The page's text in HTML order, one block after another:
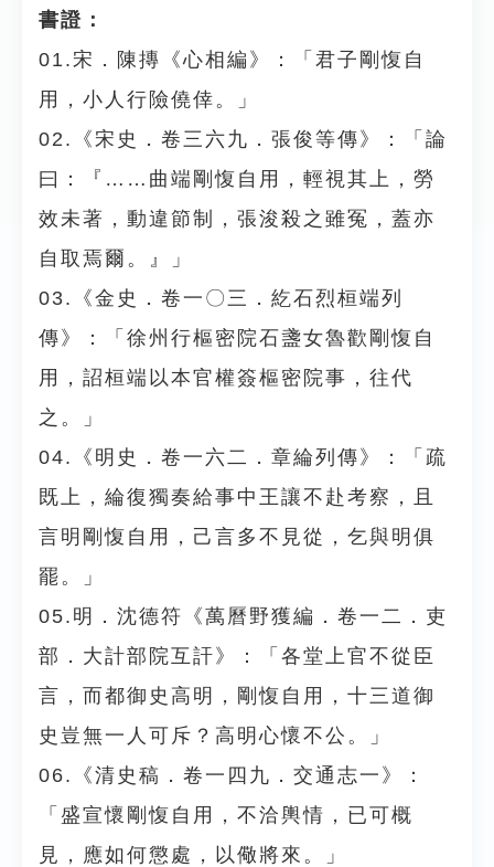
書證：
01.宋．陳摶《心相編》：「君子剛愎自
用，小人行險僥倖。」
02.《宋史．卷三六九．張俊等傳》：「論
曰：『……曲端剛愎自用，輕視其上，勞
效未著，動違節制，張浚殺之雖冤，蓋亦
自取焉爾。』」
03.《金史．卷一〇三．紇石烈桓端列
傳》：「徐州行樞密院石盞女魯歡剛愎自
用，詔桓端以本官權簽樞密院事，往代
之。」
04.《明史．卷一六二．章綸列傳》：「疏
既上，綸復獨奏給事中王讓不赴考察，且
言明剛愎自用，己言多不見從，乞與明俱
罷。」
05.明．沈德符《萬曆野獲編．卷一二．吏
部．大計部院互訐》：「各堂上官不從臣
言，而都御史高明，剛愎自用，十三道御
史豈無一人可斥？高明心懷不公。」
06.《清史稿．卷一四九．交通志一》：
「盛宣懷剛愎自用，不洽輿情，已可概
見，應如何懲處，以儆將來。」